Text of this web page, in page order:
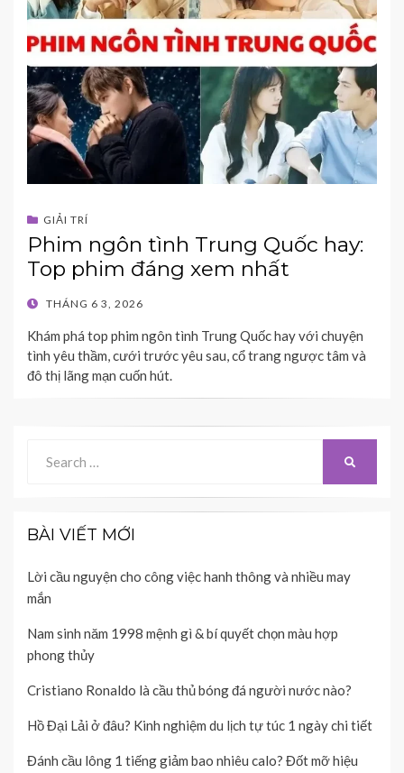
GIẢI TRÍ
Phim ngôn tình Trung Quốc hay:
Top phim đáng xem nhất
POSTED
THÁNG 6 3, 2026
Khám phá top phim ngôn tình Trung Quốc hay với chuyện
tình yêu thầm, cưới trước yêu sau, cổ trang ngược tâm và
đô thị lãng mạn cuốn hút.
for:
BÀI VIẾT MỚI
Lời cầu nguyện cho công việc hanh thông và nhiều may
mắn
Nam sinh năm 1998 mệnh gì & bí quyết chọn màu hợp
phong thủy
Cristiano Ronaldo là cầu thủ bóng đá người nước nào?
Hồ Đại Lải ở đâu? Kinh nghiệm du lịch tự túc 1 ngày chi tiết
Đánh cầu lông 1 tiếng giảm bao nhiêu calo? Đốt mỡ hiệu